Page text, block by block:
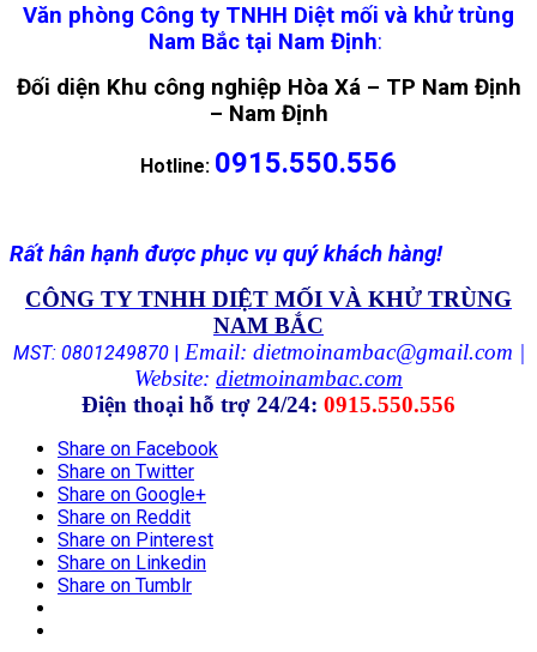
Văn phòng Công ty TNHH Diệt mối và khử trùng
Nam Bắc tại Nam Định:
Đối diện Khu công nghiệp Hòa Xá – TP Nam Định
– Nam Định
Hotline: 0915.550.556
Rất hân hạnh được phục vụ quý khách hàng!
CÔNG TY TNHH DIỆT MỐI VÀ KHỬ TRÙNG
NAM BẮC
MST: 0801249870| Email: dietmoinambac@gmail.com |
Website: dietmoinambac.com
Điện thoại hỗ trợ 24/24: 0915.550.556
Share on Facebook
Share on Twitter
Share on Google+
Share on Reddit
Share on Pinterest
Share on Linkedin
Share on Tumblr